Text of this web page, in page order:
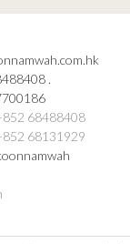
.
68488408
68131929